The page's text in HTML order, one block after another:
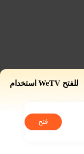
للفتح WeTV استخدام
فتح